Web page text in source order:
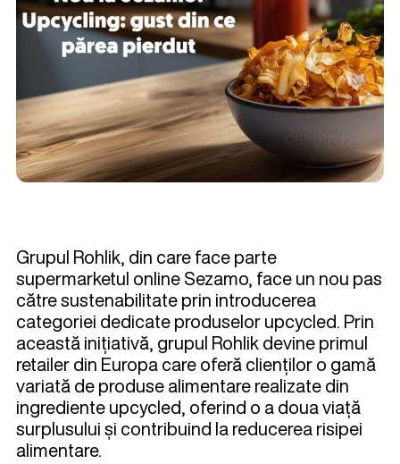
Grupul Rohlik, din care face parte
supermarketul online Sezamo, face un nou pas
către sustenabilitate prin introducerea
categoriei dedicate produselor upcycled. Prin
această inițiativă, grupul Rohlik devine primul
retailer din Europa care oferă clienților o gamă
variată de produse alimentare realizate din
ingrediente upcycled, oferind o a doua viață
surplusului și contribuind la reducerea risipei
alimentare.